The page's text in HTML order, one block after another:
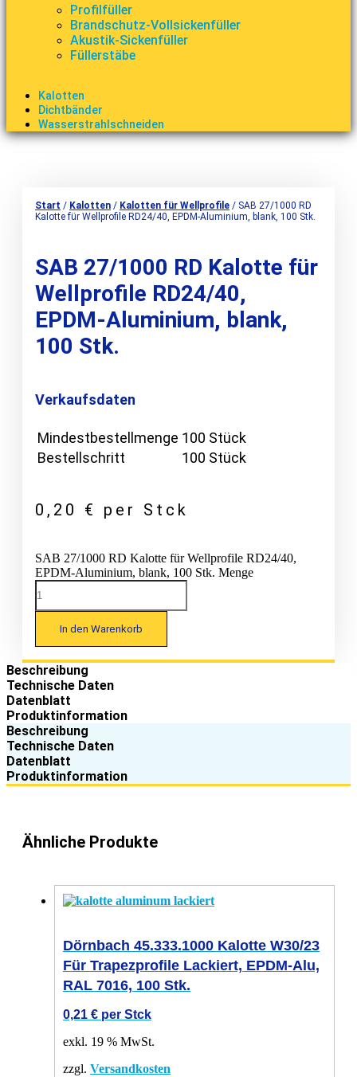
Profilfüller
Brandschutz-Vollsickenfüller
Akustik-Sickenfüller
Füllerstäbe
Kalotten
Dichtbänder
Wasserstrahlschneiden
Start / Kalotten / Kalotten für Wellprofile / SAB 27/1000 RD
Kalotte für Wellprofile RD24/40, EPDM-Aluminium, blank, 100 Stk.
SAB 27/1000 RD Kalotte für
Wellprofile RD24/40,
EPDM-Aluminium, blank,
100 Stk.
Verkaufsdaten
Mindestbestellmenge 100 Stück
Bestellschritt
100 Stück
0,20 € per Stck
SAB 27/1000 RD Kalotte für Wellprofile RD24/40,
EPDM-Aluminium, blank, 100 Stk. Menge
In den Warenkorb
Beschreibung
Technische Daten
Datenblatt
Produktinformation
Beschreibung
Technische Daten
Datenblatt
Produktinformation
Ähnliche Produkte
Dörnbach 45.333.1000 Kalotte W30/23
Für Trapezprofile Lackiert, EPDM-Alu,
RAL 7016, 100 Stk.
0,21 € per Stck
exkl. 19 % MwSt.
zzgl. Versandkosten